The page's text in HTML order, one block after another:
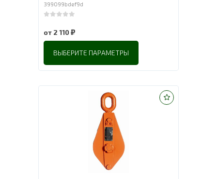
399099bdef9d
от 2 110₽
ВЫБЕРИТЕ ПАРАМЕТРЫ